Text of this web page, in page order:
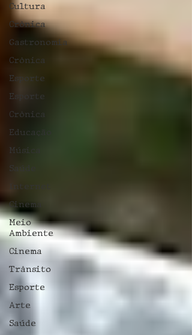
Cultura
Crônica
Gastronomia
Crônica
Esporte
Esporte
Crônica
Educação
Música
Saúde
Internet
Cinema
Meio
Ambiente
Cinema
Trânsito
Esporte
Arte
Saúde